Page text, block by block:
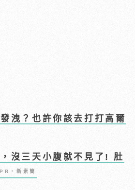
洩？也許你該去打打高爾
沒三天小腹就不見了! 肚
PR・新素簡